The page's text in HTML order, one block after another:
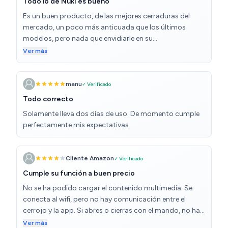
Es un buen producto, de las mejores cerraduras del
mercado, un poco más anticuada que los últimos
modelos, pero nada que envidiarle en su
funcionamiento
Ver más
manu✓ Verificado
Todo correcto
Solamente lleva dos días de uso. De momento cumple
perfectamente mis expectativas.
Cliente Amazon✓ Verificado
Cumple su función a buen precio
No se ha podido cargar el contenido multimedia. Se
conecta al wifi, pero no hay comunicación entre el
cerrojo y la app. Si abres o cierras con el mando, no hay
reflejo en la app de ese movimiento, ni el estado del
Ver más